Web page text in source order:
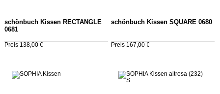
schönbuch Kissen RECTANGLE
0681
Preis 138,00 €
schönbuch Kissen SQUARE 0680
Preis 167,00 €